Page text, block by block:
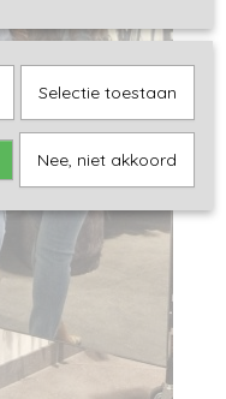
Selectie toestaan
Nee, niet akkoord